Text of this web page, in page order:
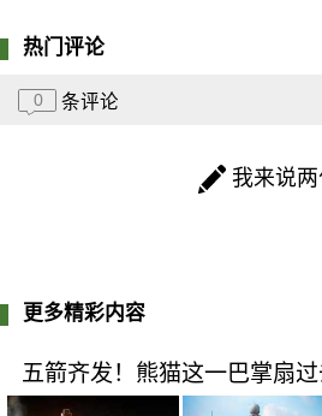
热门评论
0 条评论
我来说两
更多精彩内容
五箭齐发！熊猫这一巴掌扇